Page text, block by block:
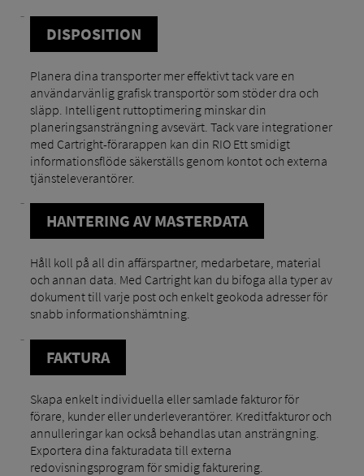
DISPOSITION
Planera dina transporter mer effektivt tack vare en
användarvänlig grafisk transportör som stöder dra och
släpp. Intelligent ruttoptimering minskar din
planeringsansträngning avsevärt. Tack vare integrationer
med Cartright-förarappen kan din RIO Ett smidigt
informationsflöde säkerställs genom kontot och externa
tjänsteleverantörer.
HANTERING AV MASTERDATA
Håll koll på all din affärspartner, medarbetare, material
och annan data. Med Cartright kan du bifoga alla typer av
dokument till varje post och enkelt geokoda adresser för
snabb informationshämtning.
FAKTURA
Skapa enkelt individuella eller samlade fakturor för
förare, kunder eller underleverantörer. Kreditfakturor och
annulleringar kan också behandlas utan ansträngning.
Exportera dina fakturadata till externa
redovisningsprogram för smidig fakturering.